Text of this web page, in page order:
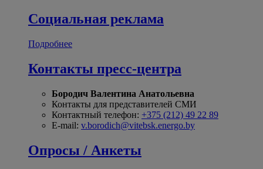
Социальная реклама
Подробнее
Контакты пресс-центра
Бородич Валентина Анатольевна
Контакты для представителей СМИ
Контактный телефон: +375 (212) 49 22 89
E-mail: v.borodich@vitebsk.energo.by
Опросы / Анкеты